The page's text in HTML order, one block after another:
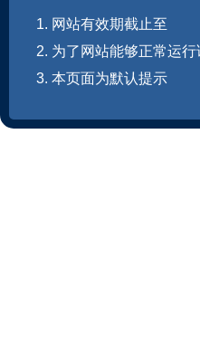
1. 网站有效期截止至
2. 为了网站能够正常运
3. 本页面为默认提示